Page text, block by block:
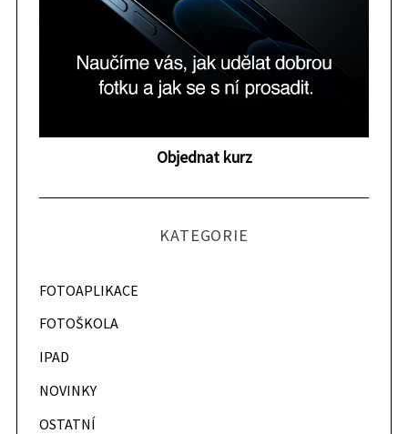
Objednat kurz
KATEGORIE
FOTOAPLIKACE
FOTOŠKOLA
IPAD
NOVINKY
OSTATNÍ